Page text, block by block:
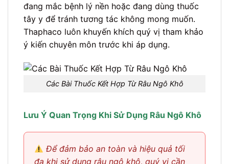
đang mắc bệnh lý nền hoặc đang dùng thuốc
tây y để tránh tương tác không mong muốn.
Thaphaco luôn khuyến khích quý vị tham khảo
ý kiến chuyên môn trước khi áp dụng.
Các Bài Thuốc Kết Hợp Từ Râu Ngô Khô
Lưu Ý Quan Trọng Khi Sử Dụng Râu Ngô Khô
Để đảm bảo an toàn và hiệu quả tối
đa khi sử dụng râu ngô khô, quý vị cần